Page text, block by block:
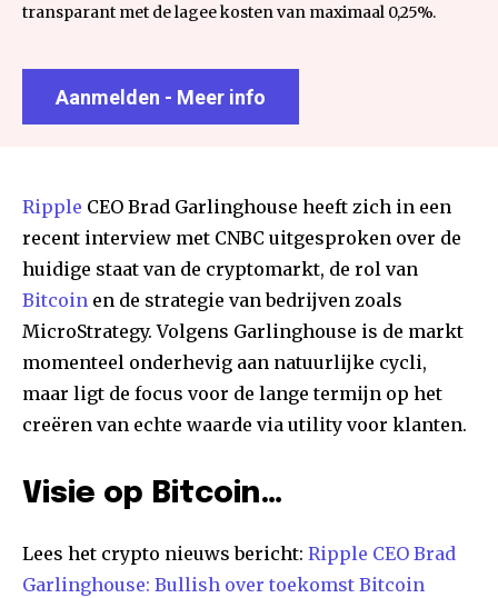
transparant met de lagee kosten van maximaal 0,25%.
Aanmelden - Meer info
Ripple CEO Brad Garlinghouse heeft zich in een
recent interview met CNBC uitgesproken over de
huidige staat van de cryptomarkt, de rol van
Bitcoin en de strategie van bedrijven zoals
MicroStrategy. Volgens Garlinghouse is de markt
momenteel onderhevig aan natuurlijke cycli,
maar ligt de focus voor de lange termijn op het
creëren van echte waarde via utility voor klanten.
Visie op Bitcoin…
Lees het crypto nieuws bericht: Ripple CEO Brad
Garlinghouse: Bullish over toekomst Bitcoin